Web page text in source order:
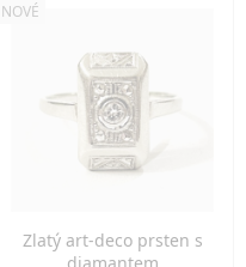
NOVÉ
Zlatý art-deco prsten s